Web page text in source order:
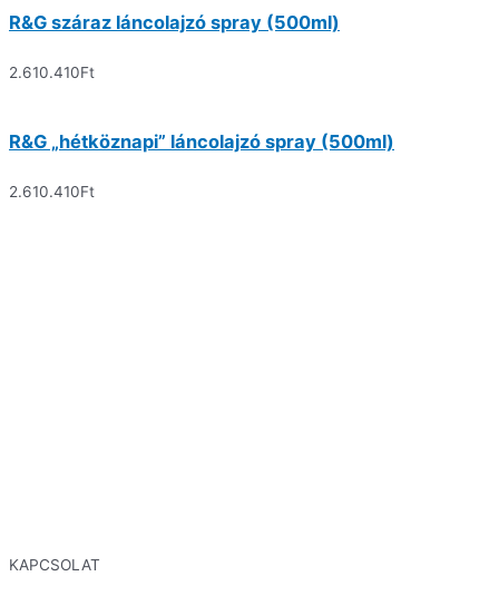
R&G száraz láncolajzó spray (500ml)
2.610.410Ft
R&G „hétköznapi” láncolajzó spray (500ml)
2.610.410Ft
KAPCSOLAT